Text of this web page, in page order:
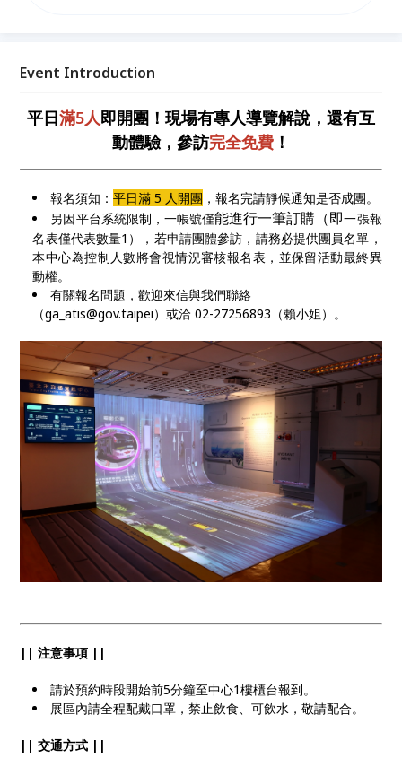
Event Introduction
平日滿5人即開團！現場有專人導覽解說，還有互
動體驗，參訪完全免費 ！
報名須知：平日滿 5 人開團 ，報名完請靜候通知是否成團。
另因平台系統限制，一帳號僅能進行一筆訂購（即一張報
名表僅代表數量1），若申請團體參訪，請務必提供團員名單，
本中心為控制人數將會視情況審核報名表，並保留活動最終異
動權。
有關報名問題，歡迎來信與我們聯絡
（ga_atis@gov.taipei）或洽 02-27256893（賴小姐）。
|| 注意事項 ||
請於預約時段開始前5分鐘至中心1樓櫃台報到。
展區內請全程配戴口罩，禁止飲食、可飲水，敬請配合。
|| 交通方式 ||